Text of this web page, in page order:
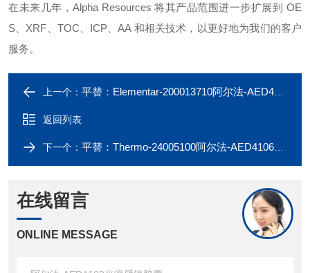
在未来几年，Alpha Resources将其产品范围进一步扩展到OE
S
XRF TOC ICP 、AA 和相关技术，以更好地为我们的客户
服务。
上一个： 平替：Elementar-200013710阿尔法-AED4103光滑壁银胶囊
返回列表
下一个： 平替：Thermo-24005100阿尔法-AED4106光滑壁银胶囊 (5mm x 2mm)
在线留言
ONLINE MESSAGE